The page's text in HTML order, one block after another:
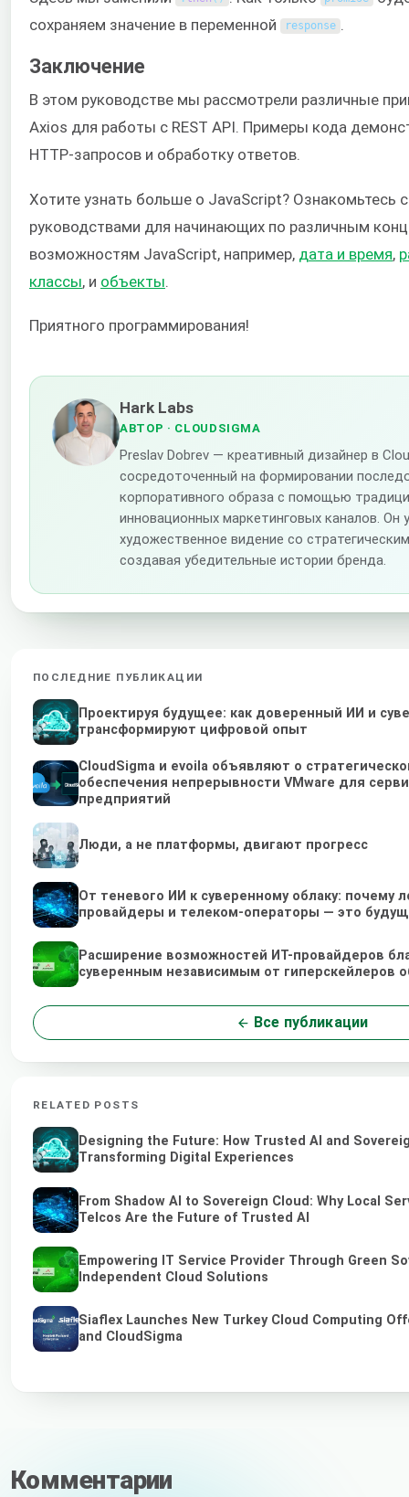
сохраняем значение в переменной
response .
Заключение
В этом руководстве мы рассмотрели различные
Axios для работы с REST API. Примеры кода
HTTP-запросов и обработку ответов.
Хотите узнать больше о JavaScript? Ознакомьтесь
руководствами для начинающих по различным
возможностям JavaScript, например, дата и время,
классы, и объекты
Приятного программирования!
Hark Labs
АВТОР · CLOUDSIGMA
Preslav Dobrev — креативный дизайнер в
сосредоточенный на формировании
корпоративного образа с помощью
инновационных маркетинговых каналов. Он
художественное видение со
создавая убедительные истории бренда.
ПОСЛЕДНИЕ ПУБЛИКАЦИИ
Проектируя будущее: как доверенный ИИ и
трансформируют цифровой опыт
CloudSigma и evoila объявляют о
обеспечения непрерывности VMware для
предприятий
Люди, а не платформы, двигают прогресс
От теневого ИИ к суверенному облаку: почему
провайдеры и телеком-операторы — это
Расширение возможностей ИТ-провайдеров
суверенным независимым от гиперскейлеров
Все публикации
RELATED POSTS
Designing the Future: How Trusted AI and
Transforming Digital Experiences
From Shadow AI to Sovereign Cloud: Why Local
Telcos Are the Future of Trusted AI
Empowering IT Service Provider Through Green
Independent Cloud Solutions
Siaflex Launches New Turkey Cloud Computing
and CloudSigma
Комментарии